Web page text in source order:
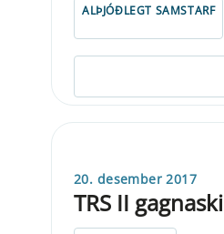
ALÞJÓÐLEGT SAMSTARF
20. desember 2017
TRS II